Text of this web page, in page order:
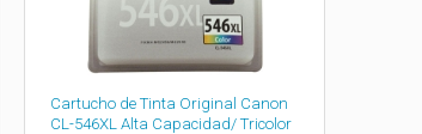
Cartucho de Tinta Original Canon
CL-546XL Alta Capacidad/ Tricolor